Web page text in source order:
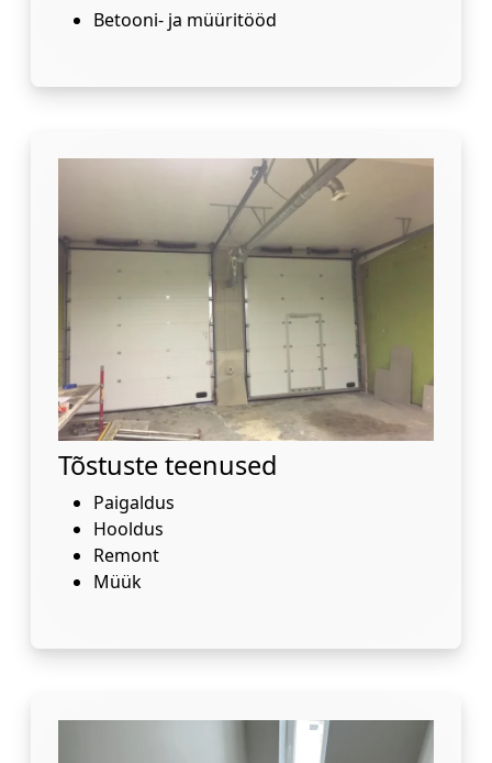
Betooni- ja müüritööd
Tõstuste teenused
Paigaldus
Hooldus
Remont
Müük